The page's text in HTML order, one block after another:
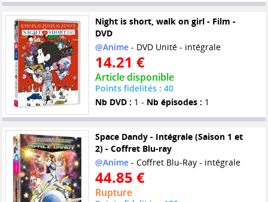
Night is short, walk on girl - Film -
DVD
@Anime- DVD Unité - intégrale
14.21 €
Article disponible
Points fidelités : 40
Nb DVD : 1 - Nb épisodes : 1
Space Dandy - Intégrale (Saison 1 et
2) - Coffret Blu-ray
@Anime- Coffret Blu-Ray - intégrale
44.85 €
Rupture